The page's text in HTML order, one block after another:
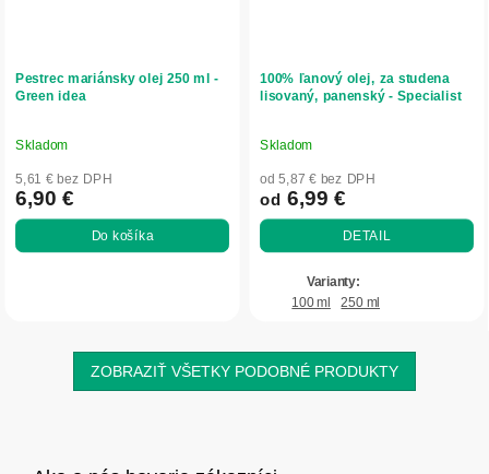
Pestrec mariánsky olej 250 ml -
Green idea
Priemerné
hodnotenie
produktu
je
5,0
Skladom
5,61 € bez DPH
6,90 €
Do košíka
100% ľanový olej, za studena
lisovaný, panenský - Specialist
Priemerné
hodnotenie
produktu
je
5,0
hviezdičiek.
Skladom
od 5,87 € bez DPH
od 6,99 €
DETAIL
100 ml 250 ml
ZOBRAZIŤ VŠETKY PODOBNÉ PRODUKTY